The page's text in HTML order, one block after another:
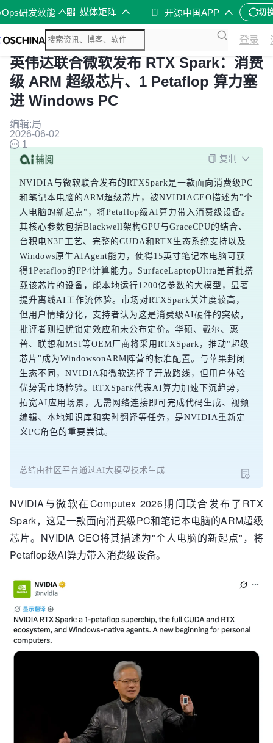
研发效能 媒体矩阵 开源中国APP 切
登录
英伟达联合微软发布 RTX Spark：消费
级 ARM 超级芯片、1 Petaflop 算力塞
进 Windows PC
编辑:局
2026-06-02
1
复制
NVIDIA与微软联合发布的RTXSpark是一款面向消费级PC
和笔记本电脑的ARM超级芯片，被NVIDIACEO描述为"个
人电脑的新起点"，将Petaflop级AI算力带入消费级设备。
其核心参数包括Blackwell架构GPU与GraceCPU的结合、
台积电N3E工艺、完整的CUDA和RTX生态系统支持以及
Windows原生AIAgent能力，使得15英寸笔记本电脑可获
得1Petaflop的FP4计算能力。SurfaceLaptopUltra是首批搭
载该芯片的设备，能本地运行1200亿参数的大模型，显著
提升离线AI工作流体验。市场对RTXSpark关注度较高，
但用户情绪分化，支持者认为这是消费级AI硬件的突破，
批评者则担忧锁定效应和未公布定价。华硕、戴尔、惠
普、联想和MSI等OEM厂商将采用RTXSpark，推动"超级
芯片"成为WindowsonARM阵营的标准配置。与苹果封闭
生态不同，NVIDIA和微软选择了开放路线，但用户体验
优势需市场检验。RTXSpark代表AI算力加速下沉趋势，
拓宽AI应用场景，无需网络连接即可完成代码生成、视频
编辑、本地知识库和实时翻译等任务，是NVIDIA重新定
义PC角色的重要尝试。
总结由社区平台通过AI大模型技术生成
NVIDIA与微软在Computex 2026期间联合发布了RTX
Spark，这是一款面向消费级PC和笔记本电脑的ARM超级
芯片。NVIDIA CEO将其描述为"个人电脑的新起点"，将
Petaflop级AI算力带入消费级设备。